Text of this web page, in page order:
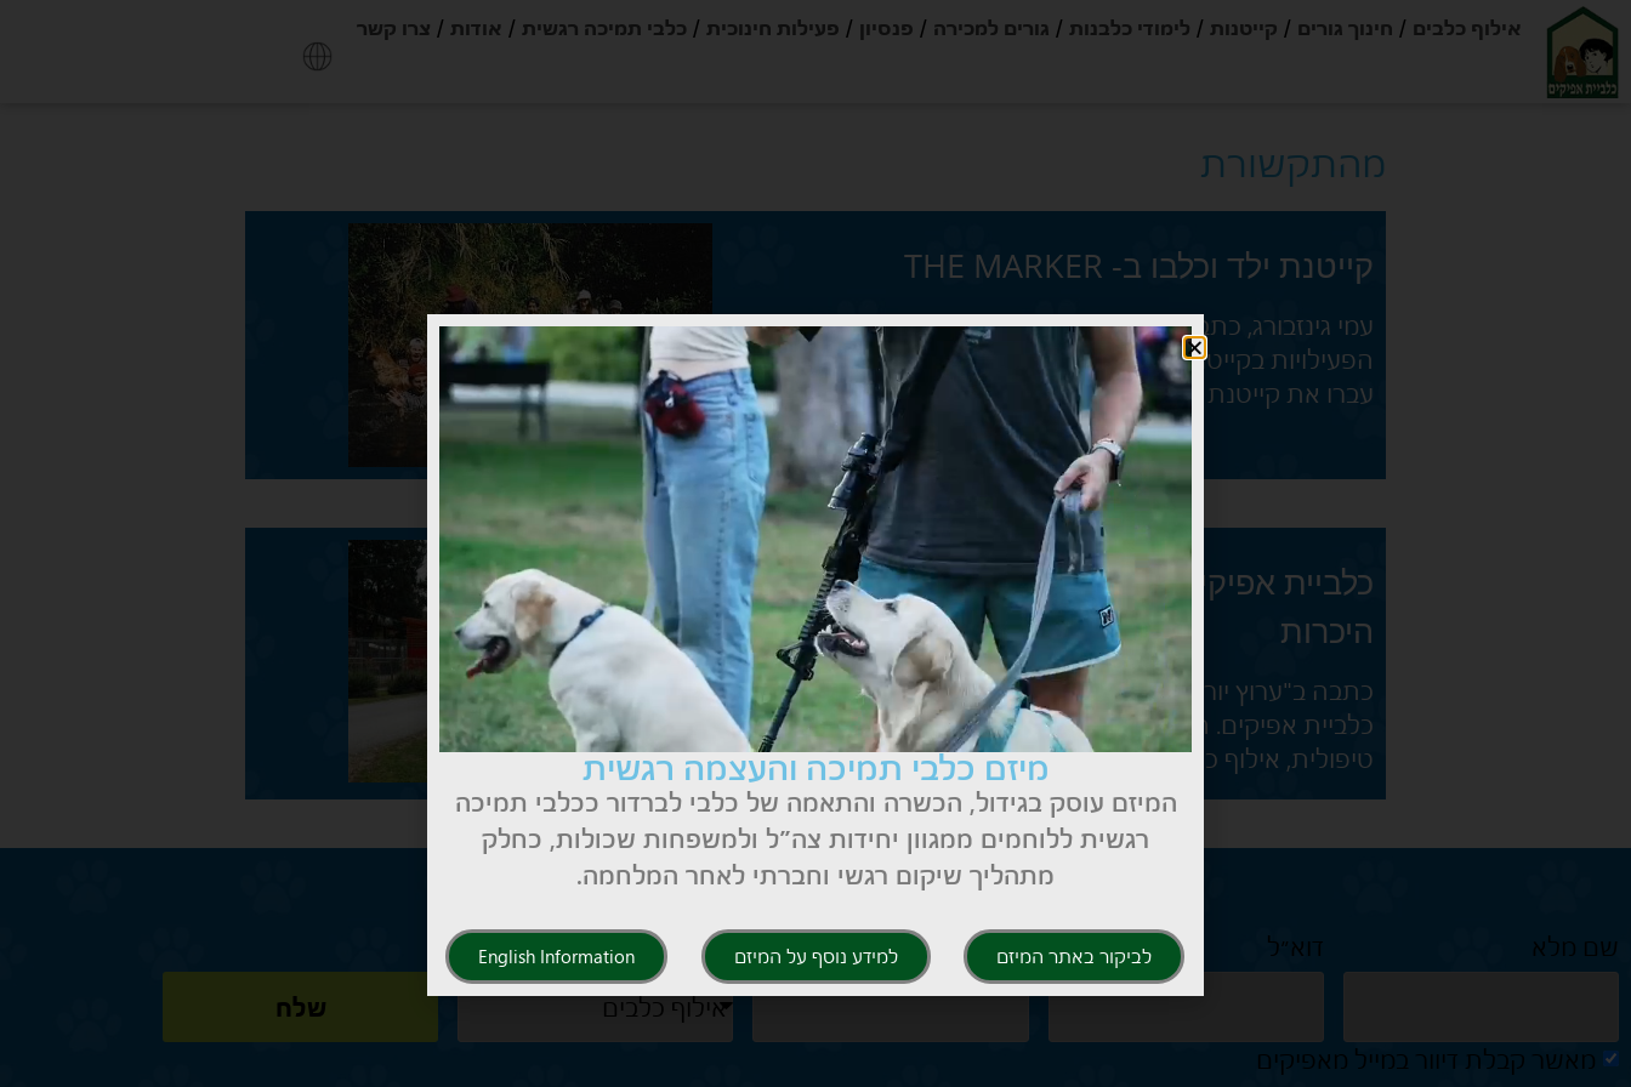
אילוף כלבים חינוך גורים קייטנות לימודי כלבנות גורים למכירה פנסיון פעילות חינוכית כלבי תמיכה רגשית אודות צרו קשר
מהתקשורת
קייטנת ילד וכלבו ב- THE MARKER
עמי גינזבורג, כתב בעיתון TheMarker, תיאר את
הפעילויות בקייטנה לאחר שבנו יובל והכלב שלהם
עברו את קייטנת ילד וכלבו לאחרונה.
כלביית אפיקים באתר וואלה – סרטון
היכרות
כתבה ב"ערוץ יורם" של אתר האינטרנט "וואלה" על
כלביית אפיקים. הכנסו ותראו בעצמכם מהי עבודה
טיפולית, אילוף כלבים וגידול כלבים
שם מלא דוא״ל טלפון נייד נושא
מאשר קבלת דיוור במייל מאפיקים
שלח
מיזם כלבי תמיכה והעצמה רגשית
המיזם עוסק בגידול, הכשרה והתאמה של כלבי לברדור ככלבי תמיכה
רגשית ללוחמים ממגוון יחידות צה״ל ולמשפחות שכולות, כחלק
מתהליך שיקום רגשי וחברתי לאחר המלחמה.
לביקור באתר המיזם למידע נוסף על המיזם English Information